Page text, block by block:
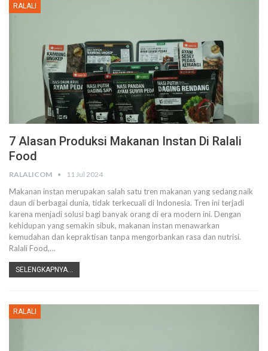
RALALI
7 Alasan Produksi Makanan Instan Di Ralali
Food
RALALICOM 11 Jul 2024
Makanan instan merupakan salah satu tren makanan yang sedang naik
daun di berbagai dunia, tidak terkecuali di Indonesia. Tren ini terjadi
karena menjadi solusi bagi banyak orang di era modern ini. Dengan
kehidupan yang semakin sibuk, makanan instan menawarkan
kemudahan dan kepraktisan tanpa mengorbankan rasa dan nutrisi.
Ralali Food,…
SELENGKAPNYA...
RALALI